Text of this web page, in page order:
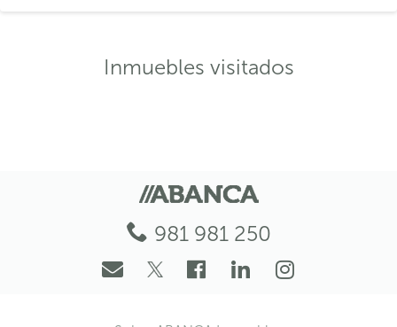
Inmuebles visitados
981 981 250